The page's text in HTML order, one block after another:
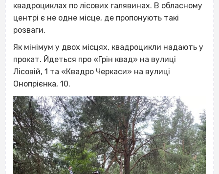
квадроциклах по лісових галявинах. В обласному
центрі є не одне місце, де пропонують такі
розваги.
Як мінімум у двох місцях, квадроцикли надають у
прокат. Йдеться про «Грін квад» на вулиці
Лісовій, 1 та «Квадро Черкаси» на вулиці
Онопрієнка, 10.